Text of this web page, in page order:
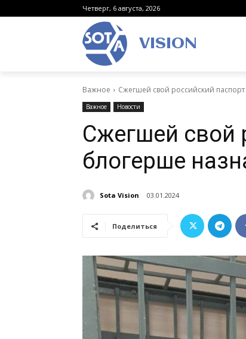
Четверг, 6 августа, 2026
VISION
Важное Сжегшей свой российский
Важное Новости
Сжегшей свой
блогерше
Sota Vision 03.01.2024
Поделиться